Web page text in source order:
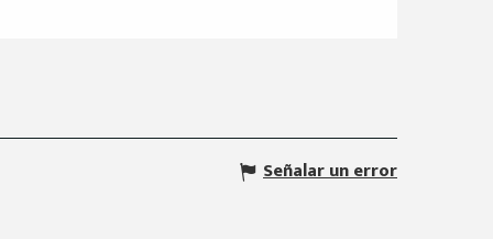
Señalar un error